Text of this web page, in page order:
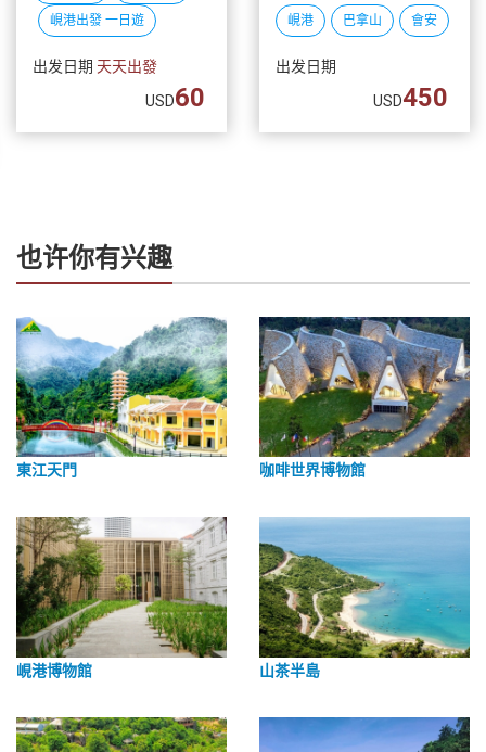
峴港出發 一日遊
出发日期 天天出發
USD60
峴港 巴拿山 會安
出发日期
USD450
也许你有兴趣
東江天門 咖啡世界博物館
峴港博物館 山茶半島